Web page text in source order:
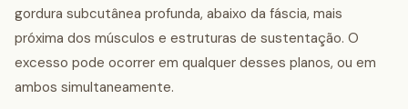
gordura subcutânea profunda, abaixo da fáscia, mais
próxima dos músculos e estruturas de sustentação. O
excesso pode ocorrer em qualquer desses planos, ou em
ambos simultaneamente.